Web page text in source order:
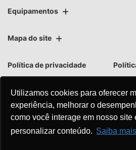
Utilizamos cookies para oferecer
experiência, melhorar o
como você interage em nosso site
personalizar conteúdo. Saiba mais
Equipamentos
Mapa do site
Política de privacidade
No trânsito, enxergar o outro
Para otimizar sua experiência durante a
política de cookies e para proteger seus
. Ao seguir